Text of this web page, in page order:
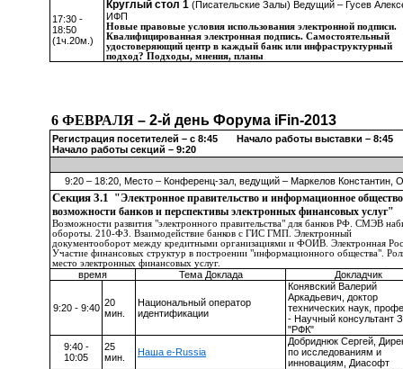
17:30 -
18:50
(1ч.20м.)
Круглый стол 1 (Писательские Залы) Ведущий – Гусев
ИФП
Новые правовые условия использования электронной подписи.
Квалифицированная электронная подпись. Самостоятельный
удостоверяющий центр в каждый банк или инфраструктурный
подход? Подходы, мнения, планы
6 ФЕВРАЛЯ – 2-й день Форума iFin-2013
Регистрация посетителей – с 8:45 Начало работы выставки –
Начало работы секций – 9:20
9:20 – 18:20, Место – Конференц-зал, ведущий – Маркелов Константин,
Секция 3.1 "Электронное правительство и информационное
возможности банков и перспективы электронных финансовых услуг"
Возможности развития "электронного правительства" для банков РФ. СМЭВ
обороты. 210-ФЗ. Взаимодействие банков с ГИС ГМП. Электронный
документооборот между кредитными организациями и ФОИВ. Электронная
Участие финансовых структур в построении "информационного общества".
место электронных финансовых услуг.
время Тема Доклада Докладчик
9:20 - 9:40 20
мин.
Национальный оператор
идентификации
Конявский Валерий
Аркадьевич, доктор
технических наук,
- Научный консультант
"РФК"
9:40 -
10:05
25
мин.
Наша e-Russia
Добриднюк Сергей,
по исследованиям и
инновациям, Диасофт